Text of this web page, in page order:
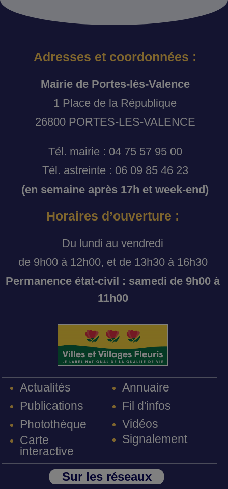
Adresses et coordonnées :
Mairie de Portes-lès-Valence
1 Place de la République
26800 PORTES-LES-VALENCE
Tél. mairie : 04 75 57 95 00
Tél. astreinte : 06 09 85 46 23
(en semaine après 17h et week-end)
Horaires d’ouverture :
Du lundi au vendredi
de 9h00 à 12h00, et de 13h30 à 16h30
Permanence état-civil : samedi de 9h00 à
11h00
Actualités
Publications
Photothèque
Carte
interactive
Annuaire
Fil d'infos
Vidéos
Signalement
Sur les réseaux